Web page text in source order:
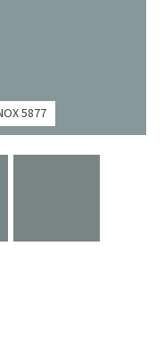
5877